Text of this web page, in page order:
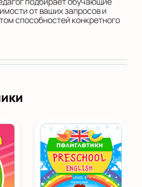
от ваших запросов и
способностей конкретного